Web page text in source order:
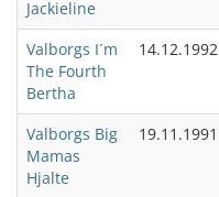
Jackieline
Valborgs I´m
The Fourth
Bertha
14.12.1992
Valborgs Big
Mamas
Hjalte
19.11.1991